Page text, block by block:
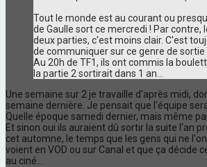
Tout le monde est au courant ou
de Gaulle sort ce mercredi ! Par contre,
deux parties, c'est moins clair. C'est
de communiquer sur ce genre de sortie
Au 20h de TF1, ils ont commis la
la partie 2 sortirait dans 1 an...
Une semaine sur 2 je travaille d'après midi,
semaine dernière. Je pensait que l'équipe
Quelle époque samedi dernier, mais même
Et sinon oui ils auraient dû sortir la suite l'an
cet automne, le temps que les gens qui ne
voient en VOD ou sur Canal et que ça décide
au ciné...